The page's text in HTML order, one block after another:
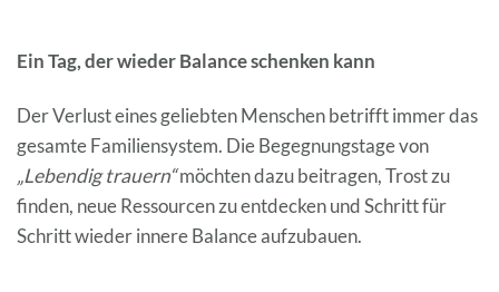
Ein Tag, der wieder Balance schenken kann
Der Verlust eines geliebten Menschen betrifft immer das
gesamte Familiensystem. Die Begegnungstage von
„Lebendig trauern“möchten dazu beitragen, Trost zu
finden, neue Ressourcen zu entdecken und Schritt für
Schritt wieder innere Balance aufzubauen.